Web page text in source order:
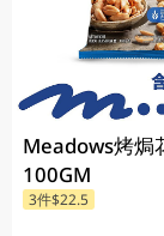
Meadows烤焗
100GM
3件$22.5